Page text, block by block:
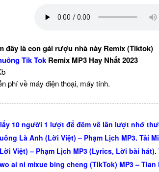
đây là con gái rượu nhà này Remix (Tiktok)
Tik Tok Remix MP3 Hay Nhất 2023
phí về máy điện thoại, máy tính.
10 người 1 lượt để đêm về lần lượt nhớ
Là Anh (Lời Việt) – Phạm Lịch MP3. Tải
Việt) – Phạm Lịch MP3 (Lyrics, Lời bài hát).
ai ni mixue bing cheng (TikTok) MP3 – Tian